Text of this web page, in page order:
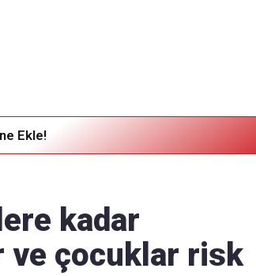
Ekle!
kadar
ve çocuklar risk